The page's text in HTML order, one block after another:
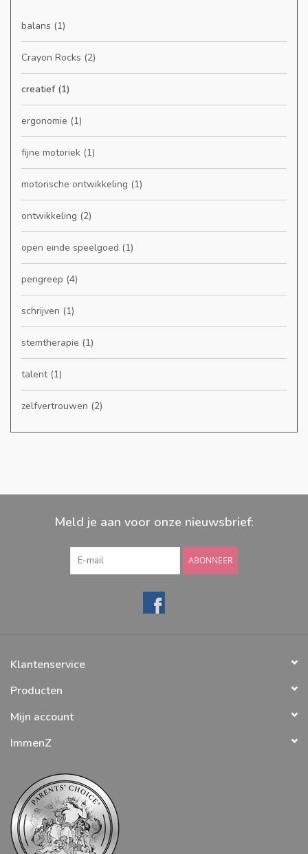
balans (1)
Crayon Rocks (2)
creatief (1)
ergonomie (1)
fijne motoriek (1)
motorische ontwikkeling (1)
ontwikkeling (2)
open einde speelgoed (1)
pengreep (4)
schrijven (1)
stemtherapie (1)
talent (1)
zelfvertrouwen (2)
Meld je aan voor onze nieuwsbrief:
ABONNEER
Klantenservice
Producten
Mijn account
ImmenZ